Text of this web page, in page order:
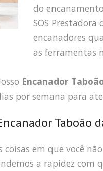
do
SOS Prestadora
encanadores
as ferramentas
Encanador
por semana para
Taboão
em que você
a rapidez com